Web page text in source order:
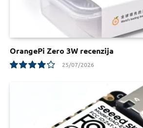
OrangePi Zero 3W recenzija
25/07/2026